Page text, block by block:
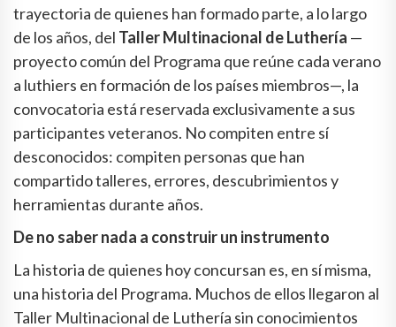
trayectoria de quienes han formado parte, a lo largo
de los años, del Taller Multinacional de Luthería —
proyecto común del Programa que reúne cada verano
a luthiers en formación de los países miembros—, la
convocatoria está reservada exclusivamente a sus
participantes veteranos. No compiten entre sí
desconocidos: compiten personas que han
compartido talleres, errores, descubrimientos y
herramientas durante años.
De no saber nada a construir un instrumento
La historia de quienes hoy concursan es, en sí misma,
una historia del Programa. Muchos de ellos llegaron al
Taller Multinacional de Luthería sin conocimientos